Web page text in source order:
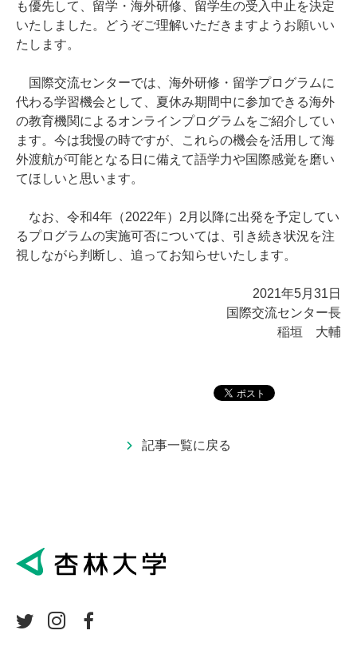
も優先して、留学・海外研修、留学生の受入中止を決定
いたしました。どうぞご理解いただきますようお願いい
たします。
国際交流センターでは、海外研修・留学プログラムに
代わる学習機会として、夏休み期間中に参加できる海外
の教育機関によるオンラインプログラムをご紹介してい
ます。今は我慢の時ですが、これらの機会を活用して海
外渡航が可能となる日に備えて語学力や国際感覚を磨い
てほしいと思います。
なお、令和4年（2022年）2月以降に出発を予定してい
るプログラムの実施可否については、引き続き状況を注
視しながら判断し、追ってお知らせいたします。
2021年5月31日
国際交流センター長
稲垣 大輔
記事一覧に戻る